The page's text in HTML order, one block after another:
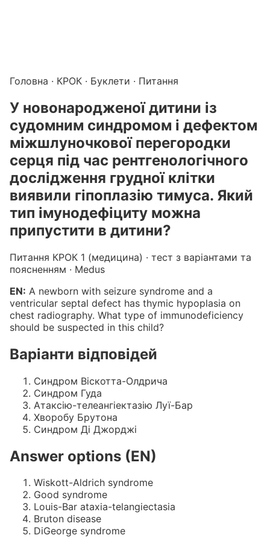
Головна · КРОК · Буклети · Питання
У новонародженої дитини із
судомним синдромом і дефектом
міжшлуночкової перегородки
серця під час рентгенологічного
дослідження грудної клітки
виявили гіпоплазію тимуса. Який
тип імунодефіциту можна
припустити в дитини?
Питання КРОК 1 (медицина) · тест з варіантами та
поясненням · Medus
EN: A newborn with seizure syndrome and a
ventricular septal defect has thymic hypoplasia on
chest radiography. What type of immunodeficiency
should be suspected in this child?
Варіанти відповідей
Синдром Віскотта-Олдрича
Синдром Гуда
Атаксію-телеангіектазію Луї-Бар
Хворобу Брутона
Синдром Ді Джорджі
Answer options (EN)
Wiskott-Aldrich syndrome
Good syndrome
Louis-Bar ataxia-telangiectasia
Bruton disease
DiGeorge syndrome